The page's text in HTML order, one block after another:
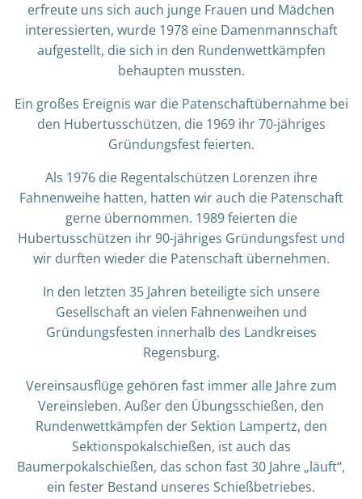
erfreute uns sich auch junge Frauen und Mädchen
interessierten, wurde 1978 eine Damenmannschaft
aufgestellt, die sich in den Rundenwettkämpfen
behaupten mussten.
Ein großes Ereignis war die Patenschaftübernahme bei
den Hubertusschützen, die 1969 ihr 70-jähriges
Gründungsfest feierten.
Als 1976 die Regentalschützen Lorenzen ihre
Fahnenweihe hatten, hatten wir auch die Patenschaft
gerne übernommen. 1989 feierten die
Hubertusschützen ihr 90-jähriges Gründungsfest und
wir durften wieder die Patenschaft übernehmen.
In den letzten 35 Jahren beteiligte sich unsere
Gesellschaft an vielen Fahnenweihen und
Gründungsfesten innerhalb des Landkreises
Regensburg.
Vereinsausflüge gehören fast immer alle Jahre zum
Vereinsleben. Außer den Übungsschießen, den
Rundenwettkämpfen der Sektion Lampertz, den
Sektionspokalschießen, ist auch das
Baumerpokalschießen, das schon fast 30 Jahre „läuft“,
ein fester Bestand unseres Schießbetriebes.